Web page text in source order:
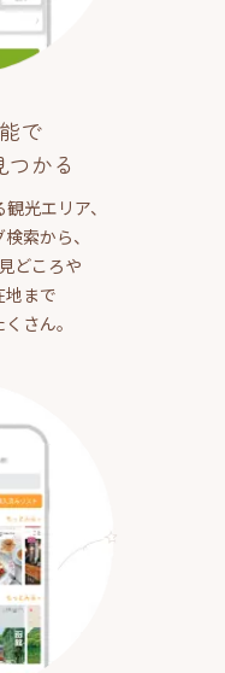
で
かる
光エリア、
索から、
どころや
地まで
さん。